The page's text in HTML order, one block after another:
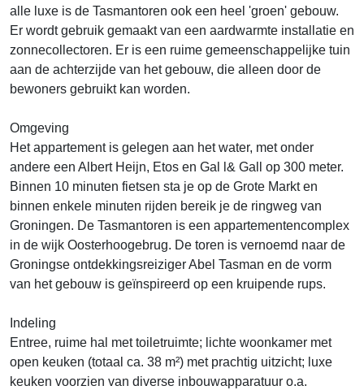
alle luxe is de Tasmantoren ook een heel 'groen' gebouw.
Er wordt gebruik gemaakt van een aardwarmte installatie en
zonnecollectoren. Er is een ruime gemeenschappelijke tuin
aan de achterzijde van het gebouw, die alleen door de
bewoners gebruikt kan worden.
Omgeving
Het appartement is gelegen aan het water, met onder
andere een Albert Heijn, Etos en Gal l& Gall op 300 meter.
Binnen 10 minuten fietsen sta je op de Grote Markt en
binnen enkele minuten rijden bereik je de ringweg van
Groningen. De Tasmantoren is een appartementencomplex
in de wijk Oosterhoogebrug. De toren is vernoemd naar de
Groningse ontdekkingsreiziger Abel Tasman en de vorm
van het gebouw is geïnspireerd op een kruipende rups.
Indeling
Entree, ruime hal met toiletruimte; lichte woonkamer met
open keuken (totaal ca. 38 m²) met prachtig uitzicht; luxe
keuken voorzien van diverse inbouwapparatuur o.a.